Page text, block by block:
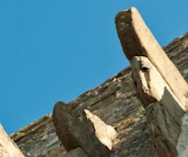
Camping Kanegra
Tutti i campeggi
Plava Laguna Sport
Soggiorno attivo
Gastronomia
Pepi Club